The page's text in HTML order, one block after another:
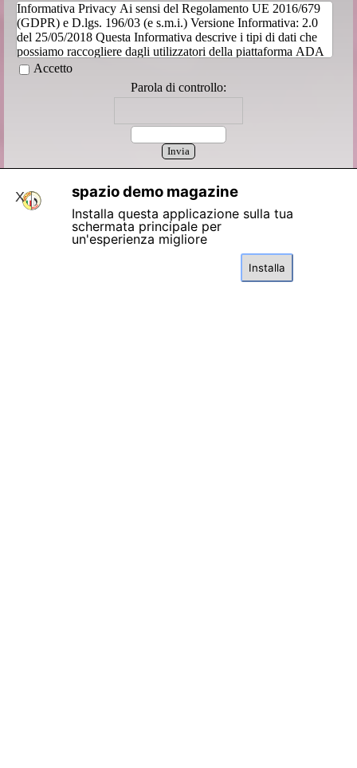
Informativa Privacy Ai sensi del Regolamento UE 2016/679
(GDPR) e D.lgs. 196/03 (e s.m.i.) Versione Informativa: 2.0
del 25/05/2018 Questa Informativa descrive i tipi di dati che
possiamo raccogliere dagli utilizzatori della piattaforma ADA
e/o dei siti web gestiti da ABCDESIGN99 e ne descrive le
pratiche di raccolta, l'utilizzo, il mantenimento, la protezione e
Accetto
Parola di controllo:
spazio demo magazine
Installa questa applicazione sulla tua
schermata principale per
un'esperienza migliore
Installa
X